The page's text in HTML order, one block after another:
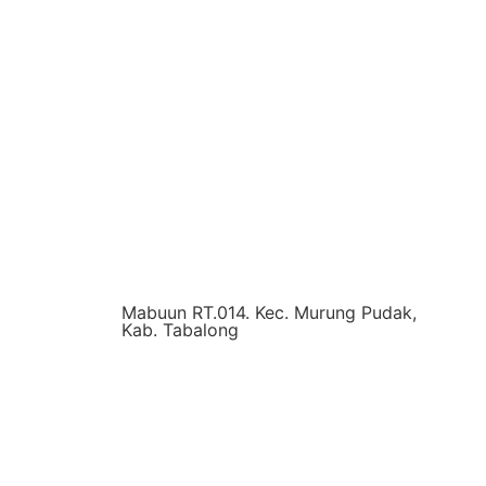
Mabuun RT.014. Kec. Murung Pudak,
Kab. Tabalong